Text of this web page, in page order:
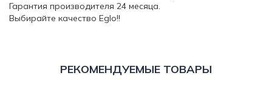
Гарантия производителя 24 месяца.
Выбирайте качество Eglo!!
РЕКОМЕНДУЕМЫЕ ТОВАРЫ